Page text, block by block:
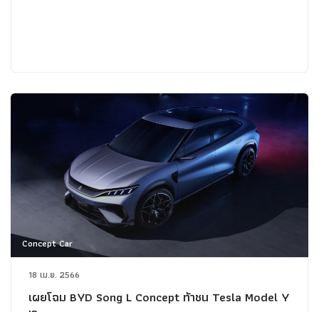
Concept Car
18 เม.ย. 2566
เผยโฉม BYD Song L Concept ท้าชน Tesla Model Y